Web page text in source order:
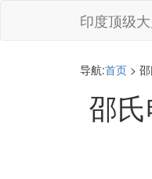
印度顶级
导航:首页 >
邵